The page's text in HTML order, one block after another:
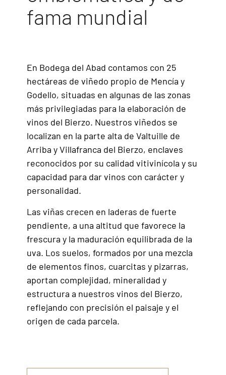
fama mundial
En Bodega del Abad contamos con 25
hectáreas de viñedo propio de Mencía y
Godello, situadas en algunas de las zonas
más privilegiadas para la elaboración de
vinos del Bierzo. Nuestros viñedos se
localizan en la parte alta de Valtuille de
Arriba y Villafranca del Bierzo, enclaves
reconocidos por su calidad vitivinícola y su
capacidad para dar vinos con carácter y
personalidad.
Las viñas crecen en laderas de fuerte
pendiente, a una altitud que favorece la
frescura y la maduración equilibrada de la
uva. Los suelos, formados por una mezcla
de elementos finos, cuarcitas y pizarras,
aportan complejidad, mineralidad y
estructura a nuestros vinos del Bierzo,
reflejando con precisión el paisaje y el
origen de cada parcela.